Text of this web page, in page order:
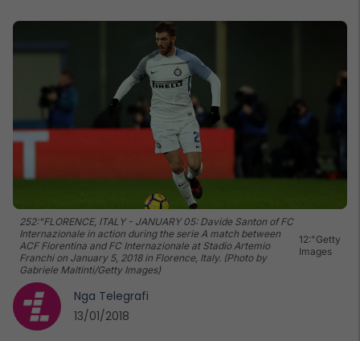
252:"FLORENCE, ITALY - JANUARY 05: Davide Santon of FC
Internazionale in action during the serie A match between
ACF Fiorentina and FC Internazionale at Stadio Artemio
Franchi on January 5, 2018 in Florence, Italy. (Photo by
Gabriele Maltinti/Getty Images)
12:"Getty
Images
Nga Telegrafi
13/01/2018